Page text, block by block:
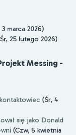
marca 2026)
25 lutego 2026)
Messing -
(Śr, 4
się jako Donald
(Czw, 5 kwietnia